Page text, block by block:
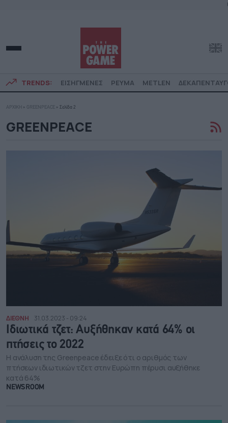
TRENDS: ΕΙΣΗΓΜΕΝΕΣ ΡΕΥΜΑ METLEN
ΑΡΧΙΚΗ » GREENPEACE » Σελίδα 2
GREENPEACE
ΔΙΕΘΝΗ 31.03.2023 - 09:24
Ιδιωτικά τζετ: Αυξήθηκαν κατά 64% οι
πτήσεις το 2022
Η ανάλυση της Greenpeace έδειξε ότι ο αριθμός των
πτήσεων ιδιωτικών τζετ στην Ευρώπη πέρυσι αυξήθηκε
κατά 64%
NEWSROOM